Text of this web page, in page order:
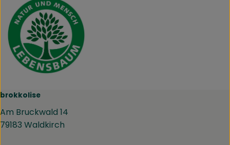
brokkolise
Am Bruckwald 14
79183 Waldkirch